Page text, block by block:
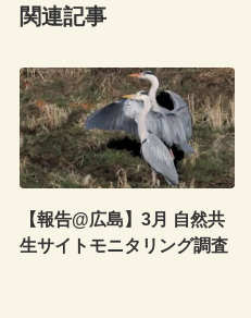
関連記事
【報告@広島】3月 自然共
生サイトモニタリング調査